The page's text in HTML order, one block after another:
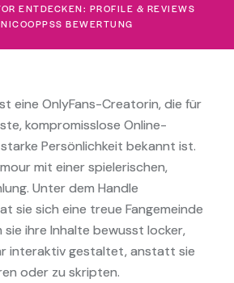
ENTDECKEN: PROFILE & REVIEWS
BEWERTUNG
eine OnlyFans-Creatorin, die für
kompromisslose Online-
Persönlichkeit bekannt ist.
mit einer spielerischen,
Unter dem Handle
sie sich eine treue Fangemeinde
ihre Inhalte bewusst locker,
interaktiv gestaltet, anstatt sie
oder zu skripten.